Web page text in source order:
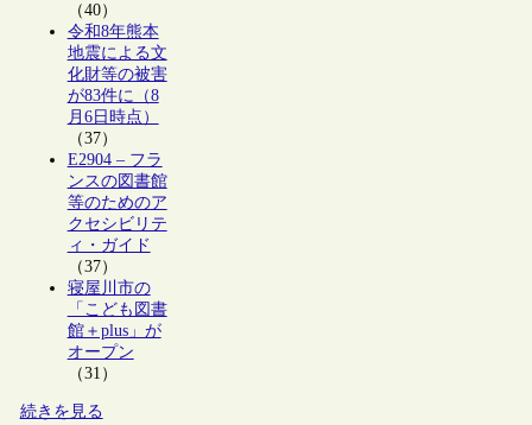
（40）
令和8年熊本
地震による文
化財等の被害
が83件に（8
月6日時点）
（37）
E2904 – フラ
ンスの図書館
等のためのア
クセシビリテ
ィ・ガイド
（37）
寝屋川市の
「こども図書
館＋plus」が
オープン
（31）
続きを見る